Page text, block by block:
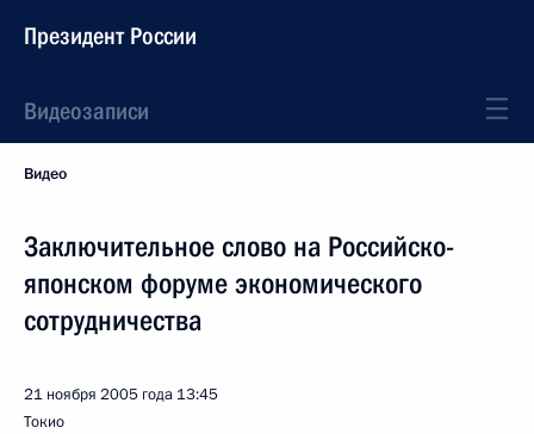
Президент России
Видеозаписи
Видео
Заключительное слово на Российско-
японском форуме экономического
сотрудничества
21 ноября 2005 года 13:45
Токио